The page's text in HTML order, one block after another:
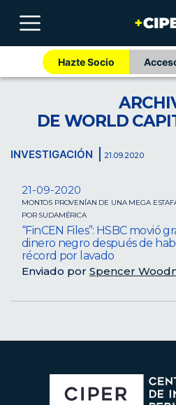
Hazte Socio
DE WORLD
INVESTIGACIÓN 21.09.2020
21-09-2020
MONTOS PROVENÍAN DE UNA MEGA
POR SUDAMÉRICA
“FinCEN Files”: HSBC movió
dinero negro después de
récord por lavado
Enviado por Spencer